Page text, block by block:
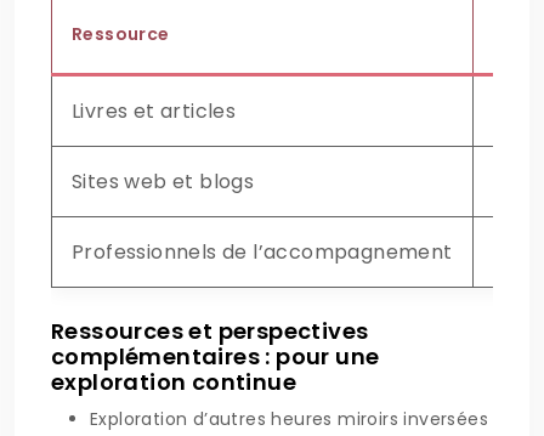
Ressource
Livres et articles
Sites web et blogs
Professionnels de l’accompagnement
Ressources et perspectives
complémentaires : pour une
exploration continue
Exploration d’autres heures miroirs inversées